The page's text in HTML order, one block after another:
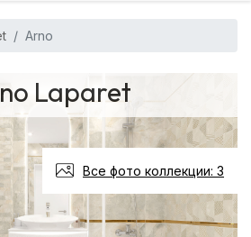
Arno
Laparet
Все фото коллекции: 3